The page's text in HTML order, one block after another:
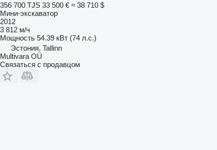
356 700 TJS 33 500 € ≈ 38 710 $
Мини-экскаватор
2012
3 812 м/ч
Мощность 54.39 кВт (74 л.с.)
Эстония, Tallinn
Multivara OÜ
Связаться с продавцом